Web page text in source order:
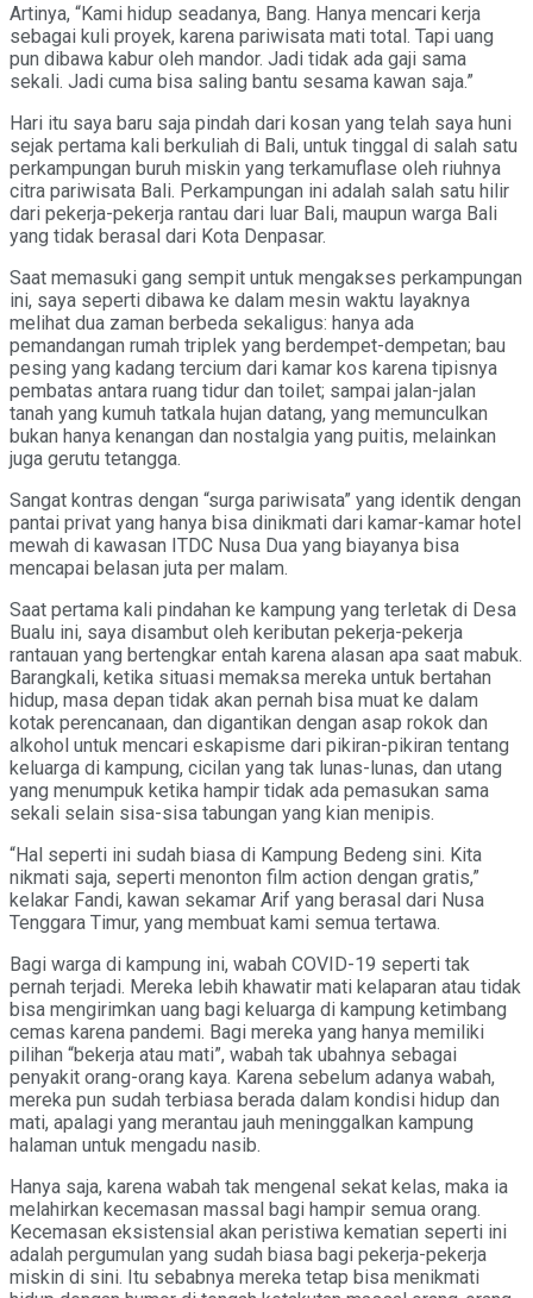
Artinya, “Kami hidup seadanya, Bang. Hanya mencari kerja
sebagai kuli proyek, karena pariwisata mati total. Tapi uang
pun dibawa kabur oleh mandor. Jadi tidak ada gaji sama
sekali. Jadi cuma bisa saling bantu sesama kawan saja.”
Hari itu saya baru saja pindah dari kosan yang telah saya huni
sejak pertama kali berkuliah di Bali, untuk tinggal di salah satu
perkampungan buruh miskin yang terkamuflase oleh riuhnya
citra pariwisata Bali. Perkampungan ini adalah salah satu hilir
dari pekerja-pekerja rantau dari luar Bali, maupun warga Bali
yang tidak berasal dari Kota Denpasar.
Saat memasuki gang sempit untuk mengakses perkampungan
ini, saya seperti dibawa ke dalam mesin waktu layaknya
melihat dua zaman berbeda sekaligus: hanya ada
pemandangan rumah triplek yang berdempet-dempetan; bau
pesing yang kadang tercium dari kamar kos karena tipisnya
pembatas antara ruang tidur dan toilet; sampai jalan-jalan
tanah yang kumuh tatkala hujan datang, yang memunculkan
bukan hanya kenangan dan nostalgia yang puitis, melainkan
juga gerutu tetangga.
Sangat kontras dengan “surga pariwisata” yang identik dengan
pantai privat yang hanya bisa dinikmati dari kamar-kamar hotel
mewah di kawasan ITDC Nusa Dua yang biayanya bisa
mencapai belasan juta per malam.
Saat pertama kali pindahan ke kampung yang terletak di Desa
Bualu ini, saya disambut oleh keributan pekerja-pekerja
rantauan yang bertengkar entah karena alasan apa saat mabuk.
Barangkali, ketika situasi memaksa mereka untuk bertahan
hidup, masa depan tidak akan pernah bisa muat ke dalam
kotak perencanaan, dan digantikan dengan asap rokok dan
alkohol untuk mencari eskapisme dari pikiran-pikiran tentang
keluarga di kampung, cicilan yang tak lunas-lunas, dan utang
yang menumpuk ketika hampir tidak ada pemasukan sama
sekali selain sisa-sisa tabungan yang kian menipis.
“Hal seperti ini sudah biasa di Kampung Bedeng sini. Kita
nikmati saja, seperti menonton film action dengan gratis,”
kelakar Fandi, kawan sekamar Arif yang berasal dari Nusa
Tenggara Timur, yang membuat kami semua tertawa.
Bagi warga di kampung ini, wabah COVID-19 seperti tak
pernah terjadi. Mereka lebih khawatir mati kelaparan atau tidak
bisa mengirimkan uang bagi keluarga di kampung ketimbang
cemas karena pandemi. Bagi mereka yang hanya memiliki
pilihan “bekerja atau mati”, wabah tak ubahnya sebagai
penyakit orang-orang kaya. Karena sebelum adanya wabah,
mereka pun sudah terbiasa berada dalam kondisi hidup dan
mati, apalagi yang merantau jauh meninggalkan kampung
halaman untuk mengadu nasib.
Hanya saja, karena wabah tak mengenal sekat kelas, maka ia
melahirkan kecemasan massal bagi hampir semua orang.
Kecemasan eksistensial akan peristiwa kematian seperti ini
adalah pergumulan yang sudah biasa bagi pekerja-pekerja
miskin di sini. Itu sebabnya mereka tetap bisa menikmati